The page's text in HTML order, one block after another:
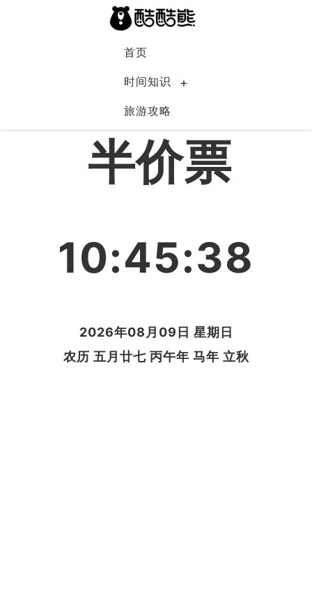
首页
时间知识
旅游攻略
中国
半价票
10:45:39
2026年08月09日 星期日
农历 五月廿七 丙午年 马年 立秋